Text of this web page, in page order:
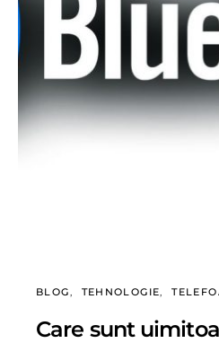
BLOG TEHNOLOGIE
Care sunt